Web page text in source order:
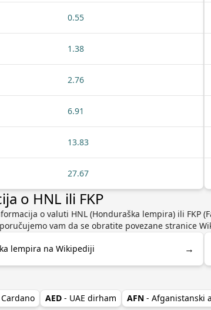
0.55
1.38
2.76
6.91
13.83
27.67
o HNL ili FKP
o valuti HNL (Honduraška lempira) ili
vam da se obratite povezane stranice
lempira na Wikipediji →
AED - UAE dirham AFN - Afganistanski